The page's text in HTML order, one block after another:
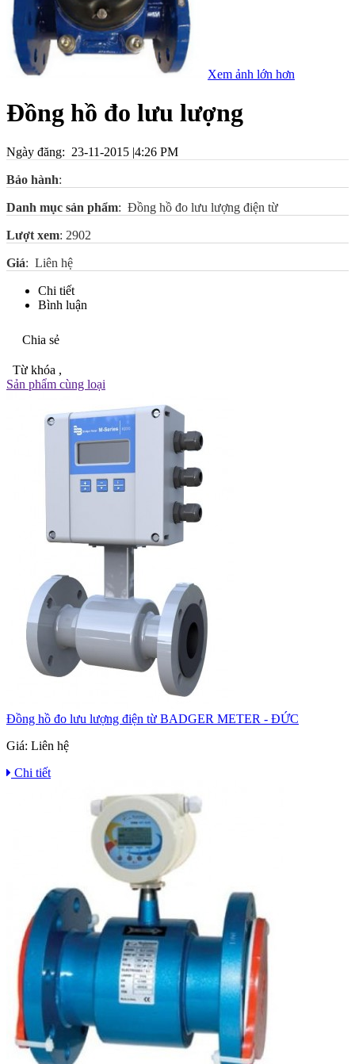
Xem ảnh lớn hơn
Đồng hồ đo lưu lượng
Ngày đăng: 23-11-2015 |4:26 PM
Bảo hành:
Danh mục sản phẩm: Đồng hồ đo lưu lượng điện từ
Lượt xem: 2902
Giá: Liên hệ
Chi tiết
Bình luận
Chia sẻ
Từ khóa ,
Sản phẩm cùng loại
Đồng hồ đo lưu lượng điện từ BADGER METER - ĐỨC
Giá: Liên hệ
Chi tiết